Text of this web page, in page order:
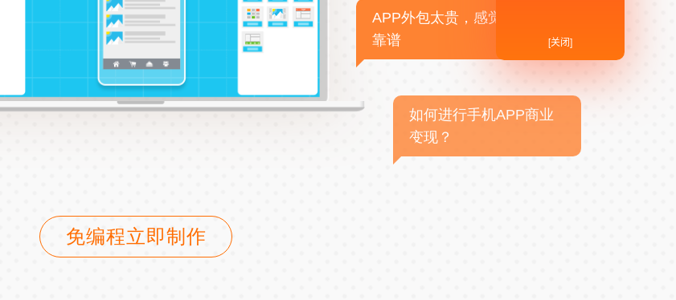
APP外包太贵，感觉不
靠谱
如何进行手机APP商业
变现？
免编程立即制作
[关闭]